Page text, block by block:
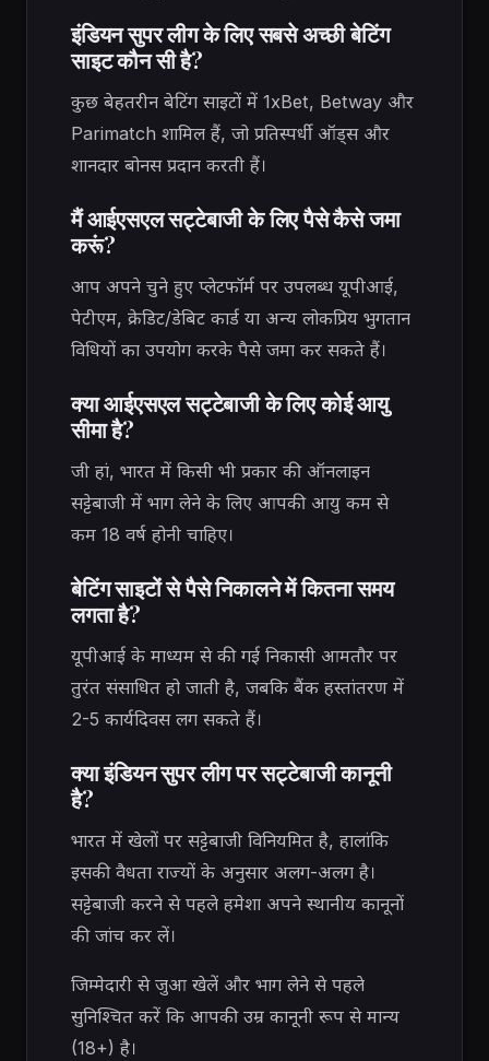
इंडियन सुपर लीग के लिए सबसे अच्छी बेटिंग
साइट कौन सी है?
कुछ बेहतरीन बेटिंग साइटों में 1xBet, Betway और
Parimatch शामिल हैं, जो प्रतिस्पर्धी ऑड्स और
शानदार बोनस प्रदान करती हैं।
मैं आईएसएल सट्टेबाजी के लिए पैसे कैसे जमा
करूं?
आप अपने चुने हुए प्लेटफॉर्म पर उपलब्ध यूपीआई,
पेटीएम, क्रेडिट/डेबिट कार्ड या अन्य लोकप्रिय भुगतान
विधियों का उपयोग करके पैसे जमा कर सकते हैं।
क्या आईएसएल सट्टेबाजी के लिए कोई आयु
सीमा है?
जी हां, भारत में किसी भी प्रकार की ऑनलाइन
सट्टेबाजी में भाग लेने के लिए आपकी आयु कम से
कम 18 वर्ष होनी चाहिए।
बेटिंग साइटों से पैसे निकालने में कितना समय
लगता है?
यूपीआई के माध्यम से की गई निकासी आमतौर पर
तुरंत संसाधित हो जाती है, जबकि बैंक हस्तांतरण में
2-5 कार्यदिवस लग सकते हैं।
क्या इंडियन सुपर लीग पर सट्टेबाजी कानूनी
है?
भारत में खेलों पर सट्टेबाजी विनियमित है, हालांकि
इसकी वैधता राज्यों के अनुसार अलग-अलग है।
सट्टेबाजी करने से पहले हमेशा अपने स्थानीय कानूनों
की जांच कर लें।
जिम्मेदारी से जुआ खेलें और भाग लेने से पहले
सुनिश्चित करें कि आपकी उम्र कानूनी रूप से मान्य
(18+) है।